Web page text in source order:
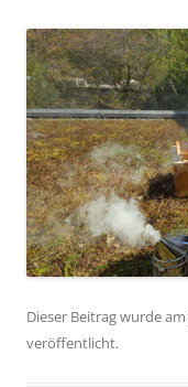
Dieser Beitrag wurde am
veröffentlicht.